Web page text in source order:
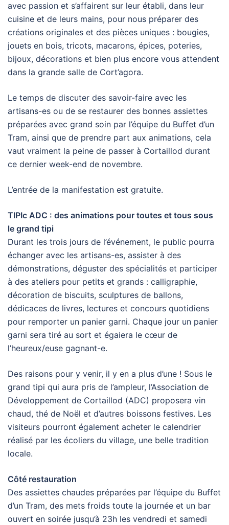
avec passion et s’affairent sur leur établi, dans leur
cuisine et de leurs mains, pour nous préparer des
créations originales et des pièces uniques : bougies,
jouets en bois, tricots, macarons, épices, poteries,
bijoux, décorations et bien plus encore vous attendent
dans la grande salle de Cort’agora.
Le temps de discuter des savoir-faire avec les
artisans-es ou de se restaurer des bonnes assiettes
préparées avec grand soin par l’équipe du Buffet d’un
Tram, ainsi que de prendre part aux animations, cela
vaut vraiment la peine de passer à Cortaillod durant
ce dernier week-end de novembre.
L’entrée de la manifestation est gratuite.
TIPIc ADC : des animations pour toutes et tous sous
le grand tipi
Durant les trois jours de l’événement, le public pourra
échanger avec les artisans-es, assister à des
démonstrations, déguster des spécialités et participer
à des ateliers pour petits et grands : calligraphie,
décoration de biscuits, sculptures de ballons,
dédicaces de livres, lectures et concours quotidiens
pour remporter un panier garni. Chaque jour un panier
garni sera tiré au sort et égaiera le cœur de
l’heureux/euse gagnant-e.
Des raisons pour y venir, il y en a plus d’une ! Sous le
grand tipi qui aura pris de l’ampleur, l’Association de
Développement de Cortaillod (ADC) proposera vin
chaud, thé de Noël et d’autres boissons festives. Les
visiteurs pourront également acheter le calendrier
réalisé par les écoliers du village, une belle tradition
locale.
Côté restauration
Des assiettes chaudes préparées par l’équipe du Buffet
d’un Tram, des mets froids toute la journée et un bar
ouvert en soirée jusqu’à 23h les vendredi et samedi